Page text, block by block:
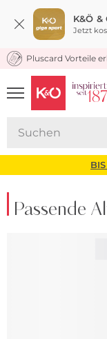
K&Ö &
Jetzt
Pluscard Vorteile
UNSERE APP
CLICK &
Passende